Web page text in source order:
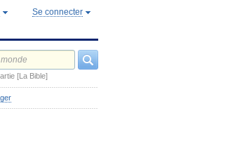
Se connecter
[La Bible]